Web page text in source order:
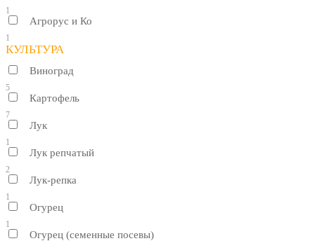
1
Агрорус и Ко
1
КУЛЬТУРА
Виноград
5
Картофель
7
Лук
1
Лук репчатый
2
Лук-репка
1
Огурец
1
Огурец (семенные посевы)